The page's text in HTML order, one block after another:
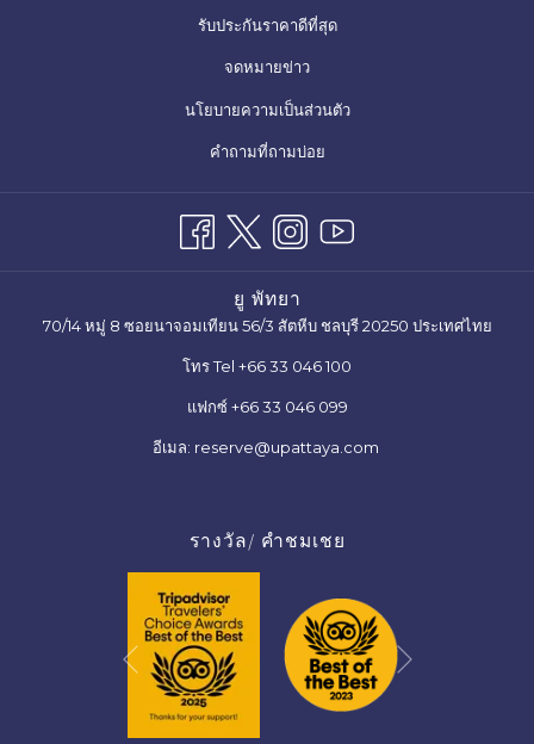
ใหม่
รับประกันราคาดีที่สุดเปิด
ใหม่
จดหมายข่าว
นโยบายความเป็นส่วนตัวเปิด
คำถามที่ถามบ่อย
ยู พัทยา
70/14 หมู่ 8 ซอยนาจอมเทียน 56/3 สัตหีบ ชลบุรี 20250 ประเทศไทย
โทร Tel +66 33 046 100
แฟกซ์ +66 33 046 099
อีเมล: reserve@upattaya.com
รางวัล/ คำชมเชย
Previous